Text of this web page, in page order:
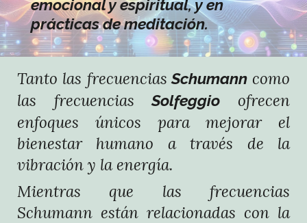
emocional y espiritual, y en
prácticas de meditación.
Tanto las frecuencias Schumanncomo
las frecuenciasSolfeggio ofrecen
enfoques únicos para mejorar el
bienestar humano a través de la
vibración y la energía.
Mientras que las frecuencias
Schumann están relacionadas con la